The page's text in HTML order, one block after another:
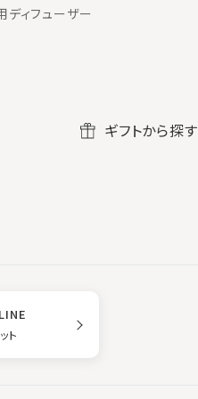
ディフューザー
ギフトから探す
ト